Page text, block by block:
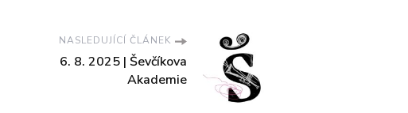
NASLEDUJÍCÍ ČLÁNEK
6. 8. 2025 | Ševčíkova
Akademie